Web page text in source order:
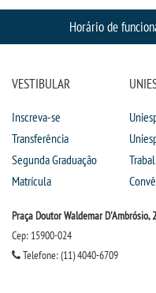
Horário de
VESTIBULAR
Inscreva-se
Transferência
Segunda Graduação
Matrícula
Praça Doutor Waldemar D'Ambrósio,
Cep: 15900-024
Telefone: (11) 4040-6709